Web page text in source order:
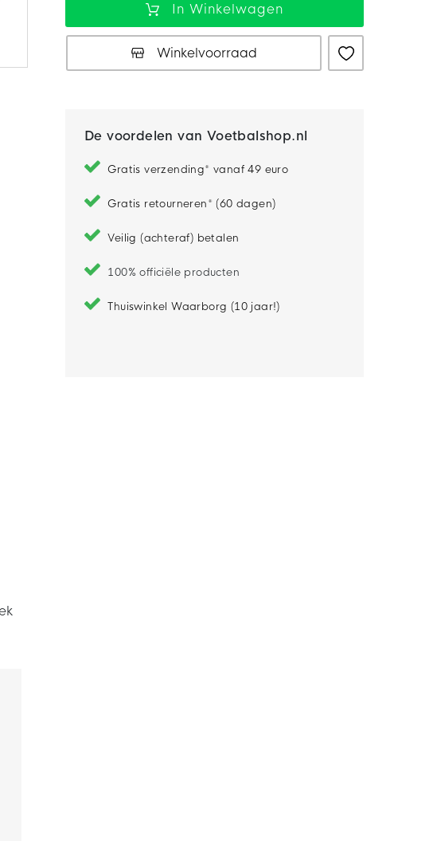
In Winkelwagen
Winkelvoorraad
De voordelen van Voetbalshop.nl
Gratis verzending* vanaf 49 euro
Gratis retourneren* (60 dagen)
Veilig (achteraf) betalen
100% officiële producten
Thuiswinkel Waarborg (10 jaar!)